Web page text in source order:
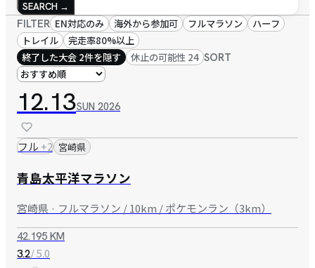
SEARCH →
FILTER EN対応のみ 海外から参加可 フルマラソン
ハーフ
トレイル
完走率80%以上
終了した大会 2件を隠す
休止の可能性 24 SORT
12.13SUN 2026
フル+2 宮崎県
青島太平洋マラソン
宮崎県 · フルマラソン / 10km / ポケモンラン（3km）
42.195 KM
3.2/ 5.0